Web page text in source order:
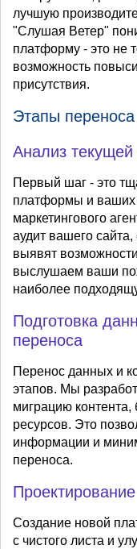
лучшую
"Слушая Ветер"
платформу - это не
возможность
присутствия.
Этапы
Анализ
Первый шаг - это
платформы и ваших
маркетингового
аудит вашего
выявят
выслушаем ваши
наиболее
Подготовка
переноса
Перенос данных и
этапов. Мы
миграцию
ресурсов. Это
информации и
переноса.
Создание новой
с чистого листа и